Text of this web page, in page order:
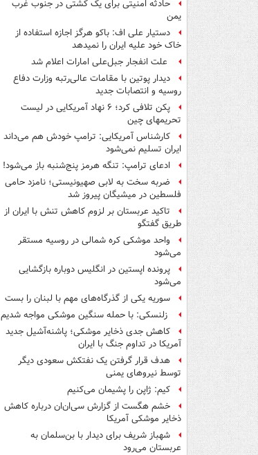
حادثه امنیتی برای یک کشتی در جنوب غرب
یمن
دستیار علی اف: باکو هرگز اجازه استفاده از
خاک خود علیه ایران را نمیدهد
علت انفجار جبل‌علی امارات اعلام شد
دیدار پوتین با مقامات عالی‌رتبه وزارت دفاع
روسیه و انتصابات جدید
پکن تلافی کرد؛ ۶ نهاد آمریکایی در لیست
تحریمهای چین
کارشناس آمریکایی: ترامپ خودش هم می‌داند
ایران تسلیم نمی‌شود
ادعای ترامپ: تنگه هرمز پنج‌شنبه باز می‌شود!
ضربه سخت به لابی صهیونیستی؛ نامزد حامی
فلسطین در میشیگان پیروز شد
تاکید عربستان بر لزوم کاهش تنش با ایران از
طریق گفتگو
واحد موشکی کره شمالی در روسیه مستقر
می‌شود
پرونده اپستین در انگلیس دوباره بازگشایی
می‌شود
سوریه یکی از گذرگاه‌های مهم با لبنان را بست
زلنسکی: با حمله سنگین موشکی مواجه شدیم
کاهش جدی ذخایر موشکی؛ پاشنه‌آشیل جدید
آمریکا در تداوم جنگ با ایران
هدف قرار گرفتن یک نفتکش سعودی دیگر
توسط نیروهای یمنی
کیم: ژاپن را پشیمان می‌کنیم
خشم هگست از گزارش سی‌ان‌ان درباره کاهش
ذخایر موشکی آمریکا
شهباز شریف برای دیدار با بن‌سلمان به
عربستان می‌رود